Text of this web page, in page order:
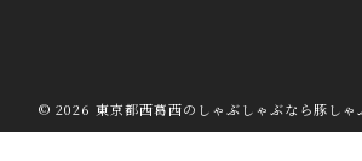
© 2026 東京都西葛西のしゃぶしゃぶなら豚し